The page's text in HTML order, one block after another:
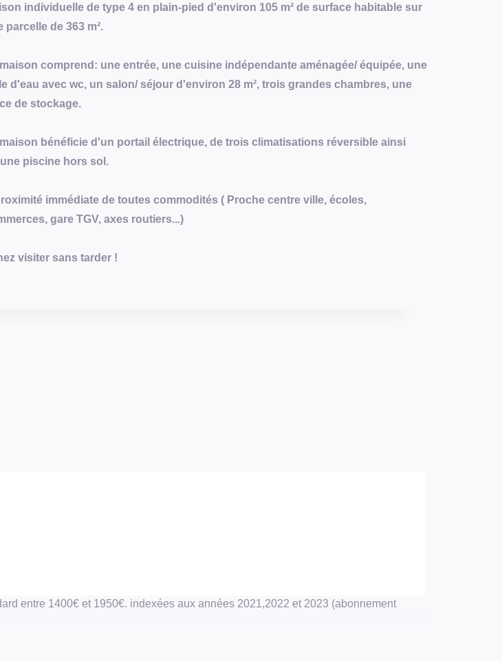
individuelle de type 4 en plain-pied d'environ 105 m² de surface habitable sur
parcelle de 363 m².
comprend: une entrée, une cuisine indépendante aménagée/ équipée, une
d'eau avec wc, un salon/ séjour d'environ 28 m², trois grandes chambres, une
de stockage.
bénéficie d'un portail électrique, de trois climatisations réversible ainsi
piscine hors sol.
immédiate de toutes commodités ( Proche centre ville, écoles,
gare TGV, axes routiers...)
visiter sans tarder !
entre 1400€ et 1950€. indexées aux années 2021,2022 et 2023 (abonnement